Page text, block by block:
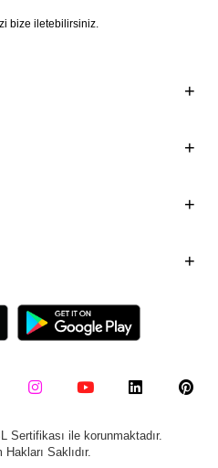
bize iletebilirsiniz.
Sertifikası ile korunmaktadır.
Saklıdır.